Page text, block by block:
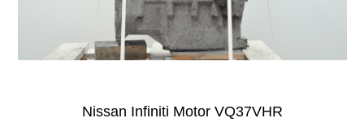
Nissan Infiniti Motor VQ37VHR